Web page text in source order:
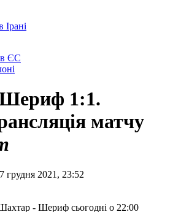
Ірані
в ЄС
1:1.
матчу
грудня 2021, 23:52